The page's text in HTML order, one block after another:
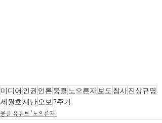
미디어 인권 언론 뭉클 노으른자보도 참사진상규명
세월호재난오보7주기
뭉클 유튜브 '노으른자'